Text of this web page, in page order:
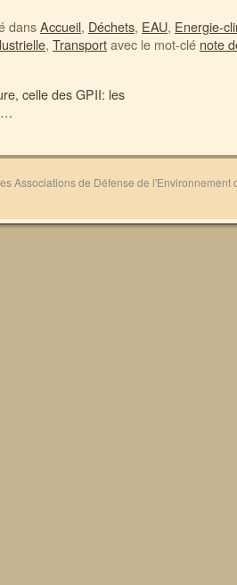
dansAccueil, Déchets, EAU, Energie-
, Transportavec le mot-clé note
celle des GPII: les
Associations de Défense de l'Environnement